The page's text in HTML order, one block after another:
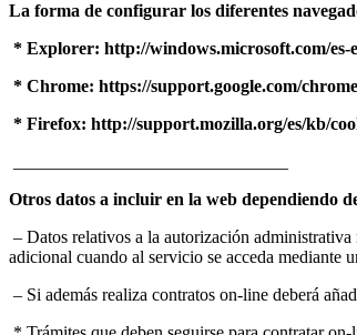
La forma de configurar los diferentes
* Explorer: http://windows.microsoft.com/es-
* Chrome: https://support.google.com/
* Firefox: http://support.mozilla.org/es/kb/
Otros datos a incluir en la web dependiendo
– Datos relativos a la autorización
adicional cuando al servicio se acceda mediante
– Si además realiza contratos on-line deberá